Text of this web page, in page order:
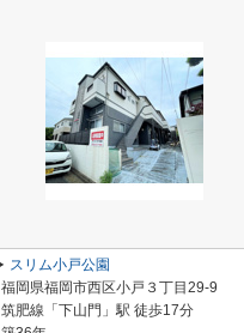
スリム小戸公園
福岡県福岡市西区小戸３丁目29-9
筑肥線「下山門」駅 徒歩17分